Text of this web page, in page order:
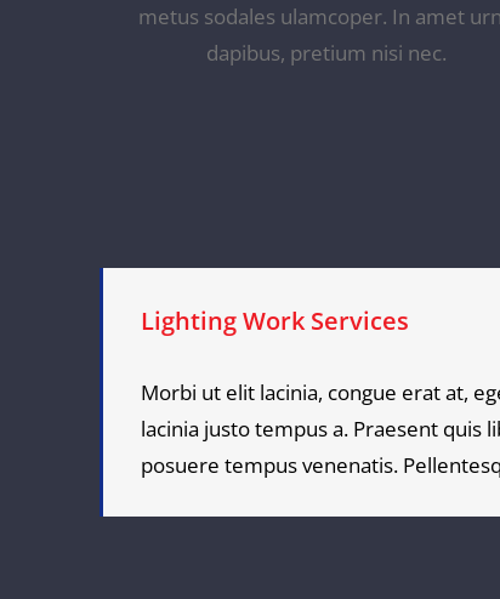
metus sodales ulamcoper. In amet
dapibus, pretium nisi nec.
Lighting Work Services
Morbi ut elit lacinia, congue erat at,
lacinia justo tempus a. Praesent quis
posuere tempus venenatis.